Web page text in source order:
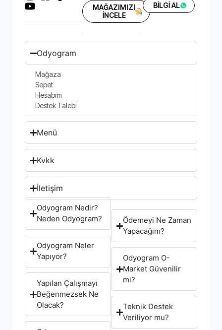
MAĞAZIMIZI
İNCELE
BİLGİ AL
Odyogram
Mağaza
Sepet
Hesabım
Destek Talebi
Menü
Kvkk
İletişim
Odyogram Nedir?
Neden Odyogram?
Odyogram Neler
Yapıyor?
Yapılan Çalışmayı
Beğenmezsek Ne
Olacak?
Ödemeyi Ne Zaman
Yapacağım?
Odyogram O-
Market Güvenilir
mi?
Teknik Destek
Veriliyor mu?